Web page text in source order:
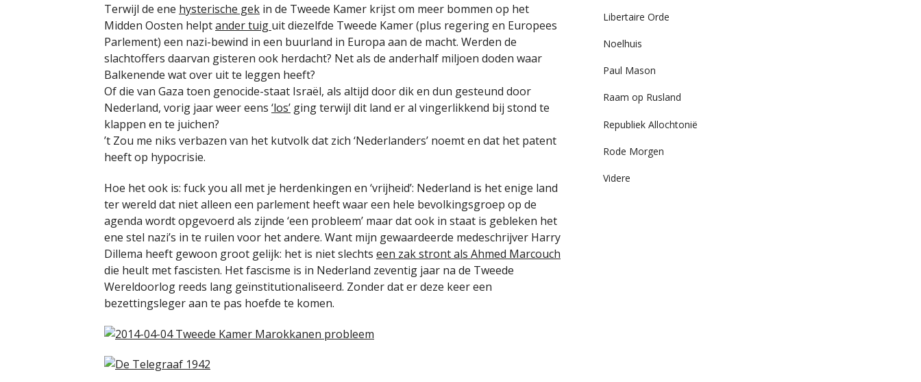
Terwijl de ene hysterische gek in de Tweede Kamer krijst om meer bommen op het
Midden Oosten helptander tuig uit diezelfde Tweede Kamer (plus regering en Europees
Parlement) een nazi-bewind in een buurland in Europa aan de macht. Werden de
slachtoffers daarvan gisteren ook herdacht? Net als de anderhalf miljoen doden waar
Balkenende wat over uit te leggen heeft?
Of die van Gaza toen genocide-staat Israël, als altijd door dik en dun gesteund door
Nederland, vorig jaar weer eens ‘los’ ging terwijl dit land er al vingerlikkend bij stond te
klappen en te juichen?
’t Zou me niks verbazen van het kutvolk dat zich ‘Nederlanders’ noemt en dat het patent
heeft op hypocrisie.
Hoe het ook is: fuck you all met je herdenkingen en ‘vrijheid’: Nederland is het enige land
ter wereld dat niet alleen een parlement heeft waar een hele bevolkingsgroep op de
agenda wordt opgevoerd als zijnde ‘een probleem’ maar dat ook in staat is gebleken het
ene stel nazi’s in te ruilen voor het andere. Want mijn gewaardeerde medeschrijver Harry
Dillema heeft gewoon groot gelijk: het is niet slechts een zak stront als Ahmed Marcouch
die heult met fascisten. Het fascisme is in Nederland zeventig jaar na de Tweede
Wereldoorlog reeds lang geïnstitutionaliseerd. Zonder dat er deze keer een
bezettingsleger aan te pas hoefde te komen.
Libertaire Orde
Noelhuis
Paul Mason
Raam op Rusland
Republiek Allochtonië
Rode Morgen
Videre